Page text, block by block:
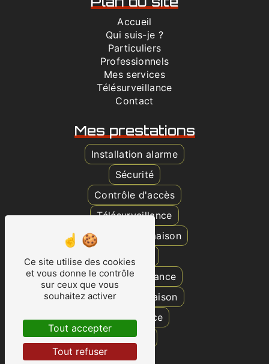
Accueil
Qui suis-je ?
Particuliers
Professionnels
Mes services
Télésurveillance
Contact
Mes prestations
Installation alarme
Sécurité
Contrôle d'accès
Télésurveillance
Surveillance maison
Caméra
Vidéosurveillance
Protection maison
Surveillance
Alarme
Ce site utilise des cookies
et vous donne le contrôle
sur ceux que vous
souhaitez activer
Tout accepter
Tout refuser